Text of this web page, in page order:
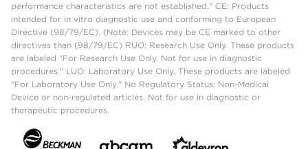
performance characteristics are not established." CE: Products
intended for in vitro diagnostic use and conforming to European
Directive (98/79/EC). (Note: Devices may be CE marked to other
directives than (98/79/EC) RUO: Research Use Only. These products
are labeled "For Research Use Only. Not for use in diagnostic
procedures." LUO: Laboratory Use Only. These products are labeled
"For Laboratory Use Only." No Regulatory Status: Non-Medical
Device or non-regulated articles. Not for use in diagnostic or
therapeutic procedures.